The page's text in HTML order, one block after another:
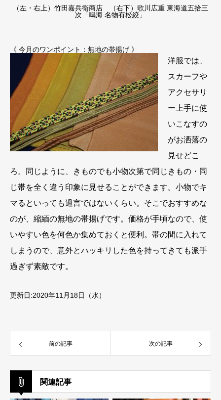
（左・右上）竹田嘉兵衛商店 （右下）歌川広重 東海道五拾三
次「鳴海 名物有松絞」
《 今月のワンポイント：無地の帯揚げ 》
洋服では、
スカーフや
アクセサリ
ー上手に使
いこなすの
がお洒落の
見せどこ
ろ。同じように、きものでも小物次第で同じきもの・同
じ帯を全く違う印象に見せることができます。小物でキ
マるといっても過言ではないくらい。そこでおすすめな
のが、縮緬の無地の帯揚げです。価格が手頃なので、使
いやすい色を何色か集めておくと便利。帯の間に入れて
しまうので、意外とハッキリした色を持ってきても派手
過ぎず素敵です。
更新日:2020年11月18日（水）
前の記事 次の記事
関連記事